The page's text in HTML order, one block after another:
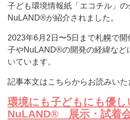
子ども環境情報紙「エコチル」の
NuLAND®︎が紹介されました。
2023年6月2日〜5日まで札幌で
子やNuLAND®︎の開発の経緯など
いています。
記事本文はこちらからお読みいた
環境にも子どもにも優
NuLAND® 展示・試着会